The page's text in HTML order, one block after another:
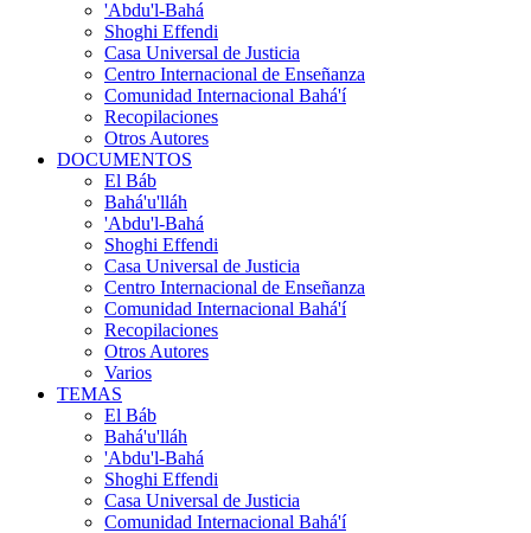
'Abdu'l-Bahá
Shoghi Effendi
Casa Universal de Justicia
Centro Internacional de Enseñanza
Comunidad Internacional Bahá'í
Recopilaciones
Otros Autores
DOCUMENTOS
El Báb
Bahá'u'lláh
'Abdu'l-Bahá
Shoghi Effendi
Casa Universal de Justicia
Centro Internacional de Enseñanza
Comunidad Internacional Bahá'í
Recopilaciones
Otros Autores
Varios
TEMAS
El Báb
Bahá'u'lláh
'Abdu'l-Bahá
Shoghi Effendi
Casa Universal de Justicia
Comunidad Internacional Bahá'í